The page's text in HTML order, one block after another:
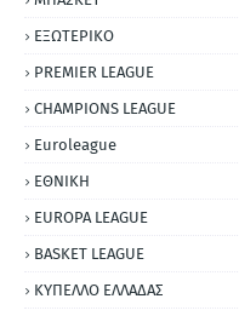
ΕΞΩΤΕΡΙΚΟ
PREMIER LEAGUE
CHAMPIONS LEAGUE
Euroleague
ΕΘΝΙΚΗ
EUROPA LEAGUE
BASKET LEAGUE
ΚΥΠΕΛΛΟ ΕΛΛΑΔΑΣ